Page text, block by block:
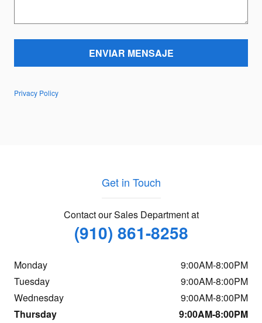
ENVIAR MENSAJE
Privacy Policy
Get in Touch
Contact our Sales Department at
(910) 861-8258
Monday
9:00AM-8:00PM
Tuesday
9:00AM-8:00PM
Wednesday
9:00AM-8:00PM
Thursday
9:00AM-8:00PM